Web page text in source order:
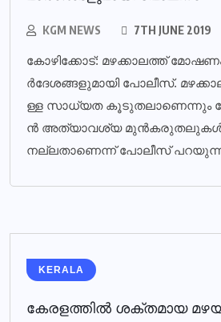
KGM NEWS 7TH JUNE 2019
കോ​ഴി​ക്കോ​ട്: മ​ഴ​ക്കാ​ല​ത്ത്
ര്‍​ദേ​ശ​ങ്ങ​ളു​മാ​യി​ പോ​ലീ​സ്.
ള്ള സാ​ധ്യ​ത കൂ​ടു​ത​ലാ​ണെ​ന്നും
ന്‍ അ​ത്യാ​വ​ശ്യ മു​ന്‍​ക​രു​ത​ലു​ക​ള്‍
ന​ല്ല​താ​ണെ​ന്ന് പോ​ലീ​സ്
KERALA
കേരളത്തില്‍ ശക്തമായ